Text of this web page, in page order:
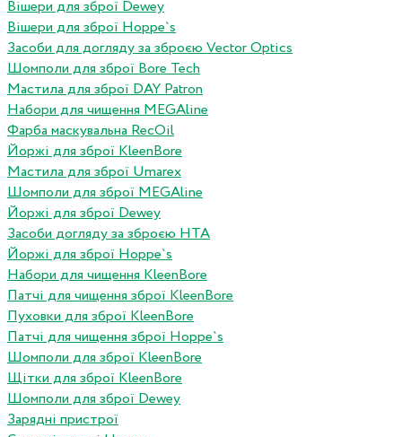
Вішери для зброї Dewey
Вішери для зброї Hoppe`s
Засоби для догляду за зброєю Vector Optics
Шомполи для зброї Bore Tech
Мастила для зброї DAY Patron
Набори для чищення MEGAline
Фарба маскувальна RecOil
Йоржі для зброї KleenBore
Мастила для зброї Umarex
Шомполи для зброї MEGAline
Йоржі для зброї Dewey
Засоби догляду за зброєю HTA
Йоржі для зброї Hoppe`s
Набори для чищення KleenBore
Патчі для чищення зброї KleenBore
Пуховки для зброї KleenBore
Патчі для чищення зброї Hoppe`s
Шомполи для зброї KleenBore
Щітки для зброї KleenBore
Шомполи для зброї Dewey
Зарядні пристрої